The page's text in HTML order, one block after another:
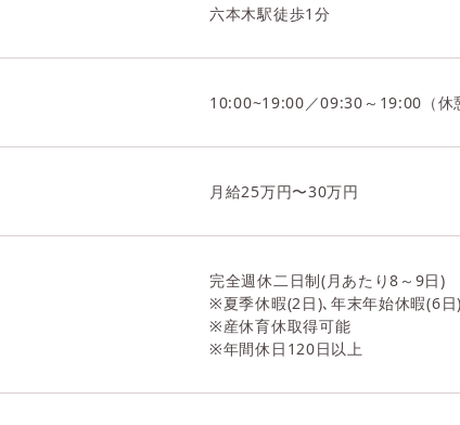
六本木駅徒歩1分
10:00~19:00／09:30～19:00（休
月給25万円〜30万円
完全週休二日制(月あたり8～9日)
※夏季休暇(2日)､年末年始休暇(6
※産休育休取得可能
※年間休日120日以上